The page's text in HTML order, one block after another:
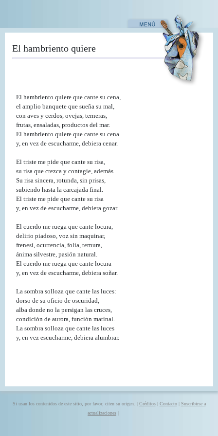
contenido
El hambriento quiere
El hambriento quiere que cante su cena,
el amplio banquete que sueña su mal,
con aves y cerdos, ovejas, terneras,
frutas, ensaladas, productos del mar.
El hambriento quiere que cante su cena
y, en vez de escucharme, debiera cenar.
El triste me pide que cante su risa,
su risa que crezca y contagie, además.
Su risa sincera, rotunda, sin prisas,
subiendo hasta la carcajada final.
El triste me pide que cante su risa
y, en vez de escucharme, debiera gozar.
El cuerdo me ruega que cante locura,
delirio piadoso, voz sin maquinar,
frenesí, ocurrencia, folía, ternura,
ánima silvestre, pasión natural.
El cuerdo me ruega que cante locura
y, en vez de escucharme, debiera soñar.
La sombra solloza que cante las luces:
dorso de su oficio de oscuridad,
alba donde no la persigan las cruces,
condición de aurora, función matinal.
La sombra solloza que cante las luces
y, en vez escucharme, debiera alumbrar.
Si usan los contenidos de este sitio, por favor, citen su origen. | Créditos| Contacto| Suscribirse a
actualizaciones |